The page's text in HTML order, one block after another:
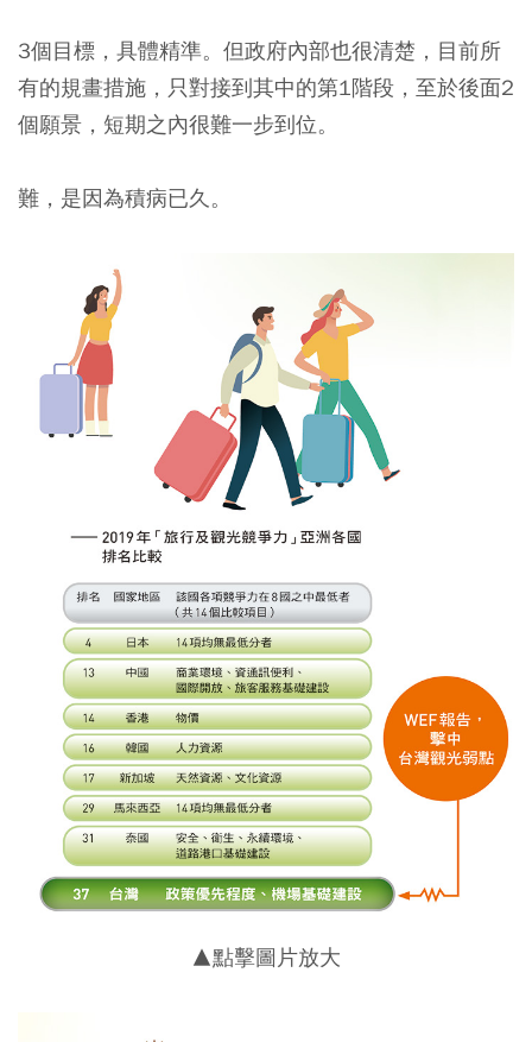
3個目標，具體精準。但政府內部也很清楚，目前所
有的規畫措施，只對接到其中的第1階段，至於後面2
個願景，短期之內很難一步到位。
難，是因為積病已久。
▲點擊圖片放大